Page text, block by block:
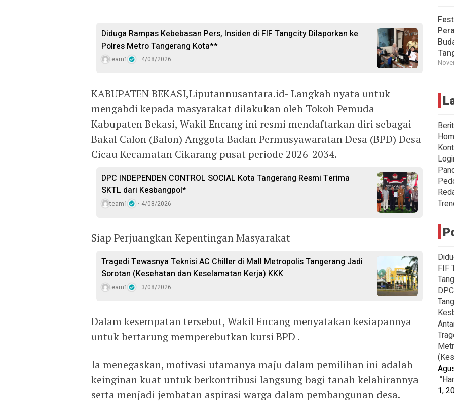
Diduga Rampas Kebebasan Pers, Insiden di FIF Tangcity Dilaporkan ke
Polres Metro Tangerang Kota**
team1 4/08/2026
KABUPATEN BEKASI,Liputannusantara.id- Langkah nyata untuk
mengabdi kepada masyarakat dilakukan oleh Tokoh Pemuda
Kabupaten Bekasi, Wakil Encang ini resmi mendaftarkan diri sebagai
Bakal Calon (Balon) Anggota Badan Permusyawaratan Desa (BPD) Desa
Cicau Kecamatan Cikarang pusat periode 2026-2034.
DPC INDEPENDEN CONTROL SOCIAL Kota Tangerang Resmi Terima
SKTL dari Kesbangpol*
team1 4/08/2026
Siap Perjuangkan Kepentingan Masyarakat
Tragedi Tewasnya Teknisi AC Chiller di Mall Metropolis Tangerang Jadi
Sorotan (Kesehatan dan Keselamatan Kerja) KKK
team1 3/08/2026
Dalam kesempatan tersebut, Wakil Encang menyatakan kesiapannya
untuk bertarung memperebutkan kursi BPD .
Ia menegaskan, motivasi utamanya maju dalam pemilihan ini adalah
keinginan kuat untuk berkontribusi langsung bagi tanah kelahirannya
serta menjadi jembatan aspirasi warga dalam pembangunan desa.
FIF
1,